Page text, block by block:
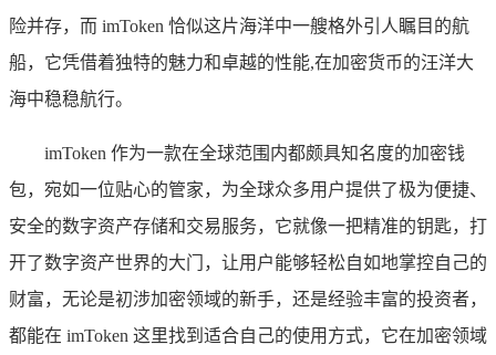
险并存，而 imToken 恰似这片海洋中一艘格外引人瞩目的航
船，它凭借着独特的魅力和卓越的性能,在加密货币的汪洋大
海中稳稳航行。
imToken 作为一款在全球范围内都颇具知名度的加密钱
包，宛如一位贴心的管家，为全球众多用户提供了极为便捷、
安全的数字资产存储和交易服务，它就像一把精准的钥匙，打
开了数字资产世界的大门，让用户能够轻松自如地掌控自己的
财富，无论是初涉加密领域的新手，还是经验丰富的投资者，
都能在 imToken 这里找到适合自己的使用方式，它在加密领域